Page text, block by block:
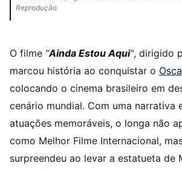
Reprodução
O filme “Ainda Estou Aqui“, dirigido
marcou história ao conquistar o
colocando o cinema brasileiro em
cenário mundial. Com uma narrativa
atuações memoráveis, o longa não
como Melhor Filme Internacional,
surpreendeu ao levar a estatueta de